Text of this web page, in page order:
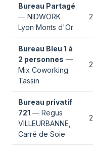
Bureau Partagé
— NIDWORK
Lyon Monts d'Or
2
Bureau Bleu 1 à
2 personnes —
Mix Coworking
Tassin
2
Bureau privatif
721 — Regus
VILLEURBANNE,
Carré de Soie
2